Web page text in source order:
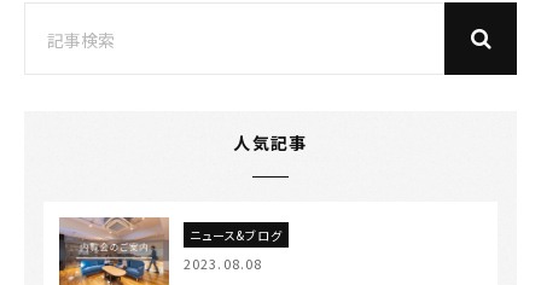
人気記事
ニュース&ブログ
2023.08.08